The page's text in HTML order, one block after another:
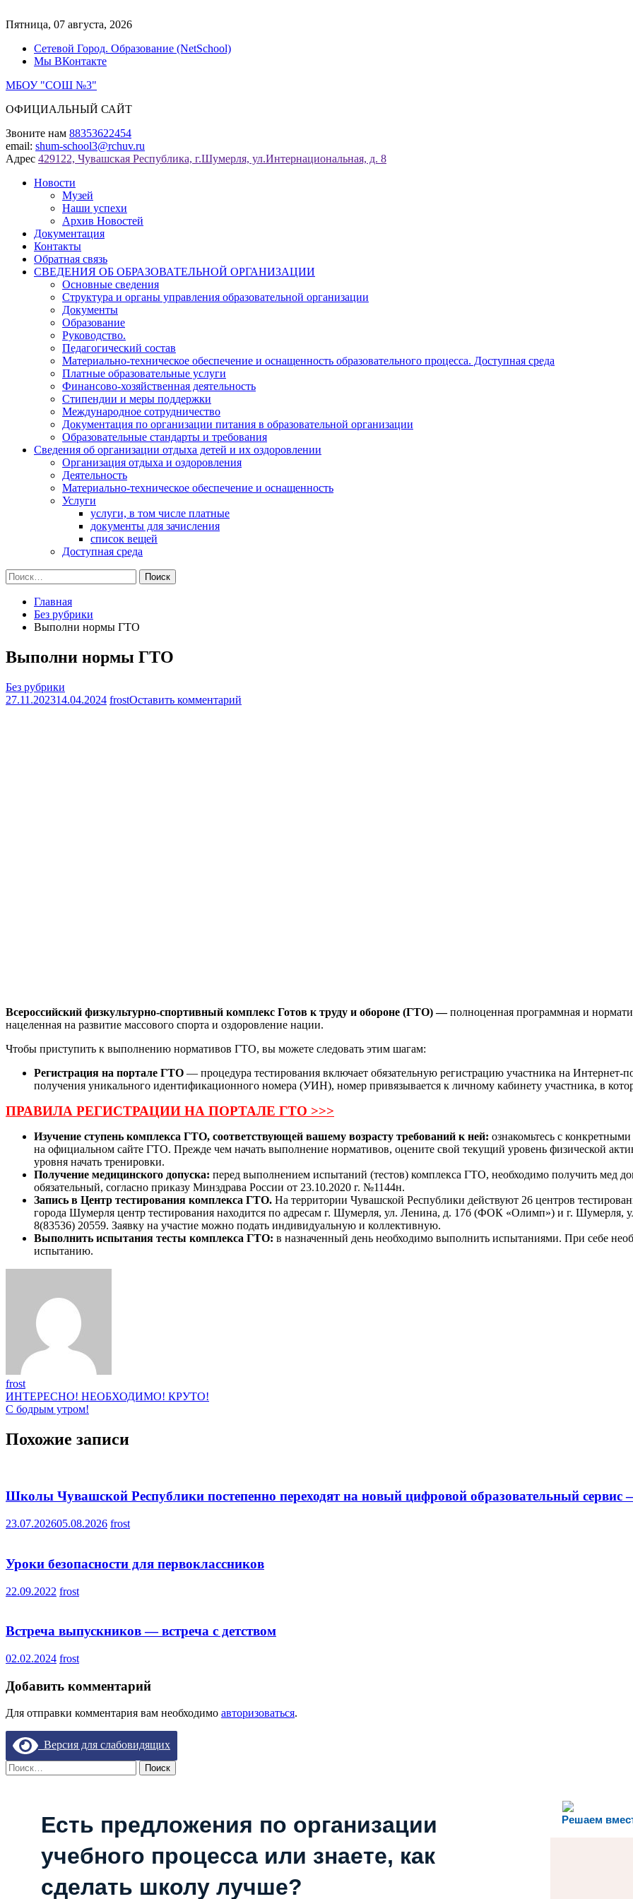
к
Пятница, 07 августа, 2026
Сетевой Город. Образование (NetSchool)
Мы ВКонтакте
МБОУ "СОШ №3"
ОФИЦИАЛЬНЫЙ САЙТ
Звоните нам 88353622454
email: shum-school3@rchuv.ru
Адрес 429122, Чувашская Республика, г.Шумерля, ул.Интернациональная, д. 8
Новости
Музей
Наши успехи
Архив Новостей
Документация
Контакты
Обратная связь
СВЕДЕНИЯ ОБ ОБРАЗОВАТЕЛЬНОЙ ОРГАНИЗАЦИИ
Основные сведения
Структура и органы управления образовательной организации
Документы
Образование
Руководство.
Педагогический состав
Материально-техническое обеспечение и оснащенность образовательного процесса. Доступная среда
Платные образовательные услуги
Финансово-хозяйственная деятельность
Стипендии и меры поддержки
Международное сотрудничество
Документация по организации питания в образовательной организации
Образовательные стандарты и требования
Сведения об организации отдыха детей и их оздоровлении
Организация отдыха и оздоровления
Деятельность
Материально-техническое обеспечение и оснащенность
Услуги
услуги, в том числе платные
документы для зачисления
список вещей
Доступная среда
Найти:
Главная
Без рубрики
Выполни нормы ГТО
Выполни нормы ГТО
Без рубрики
27.11.202314.04.2024 frostОставить комментарий
Всероссийский физкультурно-спортивный комплекс Готов к труду и обороне (ГТО) —полноценная программная и
нацеленная на развитие массового спорта и оздоровление нации.
Чтобы приступить к выполнению нормативов ГТО, вы можете следовать этим шагам:
Регистрация на портале ГТО — процедура тестирования включает обязательную регистрацию участника на Интернет-
получения уникального идентификационного номера (УИН), номер привязывается к личному кабинету участника, в
ПРАВИЛА РЕГИСТРАЦИИ НА ПОРТАЛЕ ГТО >>>
Изучение ступень комплекса ГТО, соответствующей вашему возрасту требований к ней: ознакомьтесь с
на официальном сайте ГТО. Прежде чем начать выполнение нормативов, оцените свой текущий уровень физической
уровня начать тренировки.
Получение медицинского допуска: перед выполнением испытаний (тестов) комплекса ГТО, необходимо получить мед
обязательный, согласно приказу Минздрава России от 23.10.2020 г. №1144н.
Запись в Центр тестирования комплекса ГТО. На территории Чувашской Республики действуют 26 центров
города Шумерля центр тестирования находится по адресам г. Шумерля, ул. Ленина, д. 17б (ФОК «Олимп») и г. Шумерля,
8(83536) 20559. Заявку на участие можно подать индивидуальную и коллективную.
Выполнить испытания тесты комплекса ГТО: в назначенный день необходимо выполнить испытаниями. При себе
испытанию.
frost
Навигация
по
записям
ИНТЕРЕСНО! НЕОБХОДИМО! КРУТО!
С бодрым утром!
Похожие записи
Школы Чувашской Республики постепенно переходят на новый цифровой образовательный
23.07.202605.08.2026 frost
Уроки безопасности для первоклассников
22.09.2022 frost
Встреча выпускников — встреча с детством
02.02.2024 frost
Добавить комментарий
Для отправки комментария вам необходимо авторизоваться.
Версия для слабовидящих
Найти:
Решаем
Есть предложения по организации
учебного процесса или знаете, как
сделать школу лучше?